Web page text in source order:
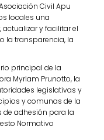
Civil Apu
locales una
y facilitar el
la transparencia, la
principal de la
Myriam Prunotto, la
legislativas y
y comunas de la
de adhesión para la
Normativo